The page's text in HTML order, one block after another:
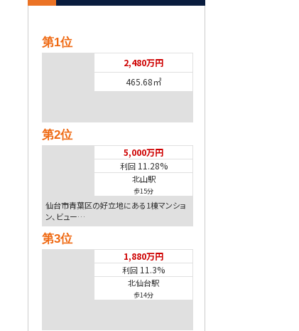
第1位
2,480万円
465.68㎡
第2位
5,000万円
利回11.28%
北山駅
歩15分
仙台市青葉区の好立地にある1棟マンショ
ン、ビュー…
第3位
1,880万円
利回 11.3%
北仙台駅
歩14分